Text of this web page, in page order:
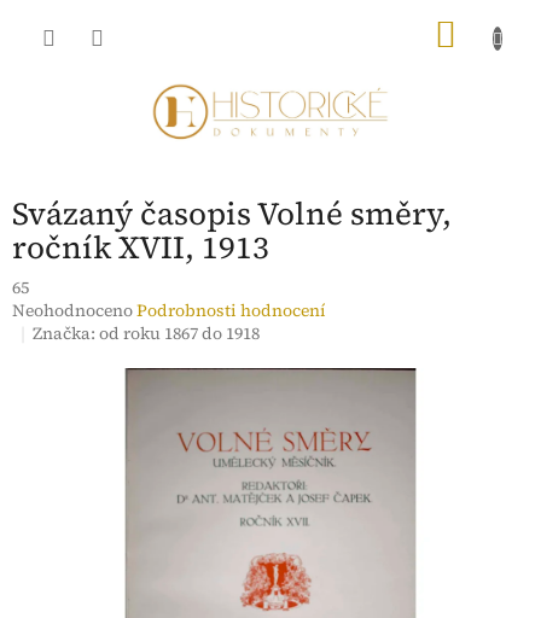
Svázaný časopis Volné směry,
ročník XVII, 1913
65
Průměrné
hodnocení
NeohodnocenoPodrobnosti hodnocení
Značka:od roku 1867 do 1918